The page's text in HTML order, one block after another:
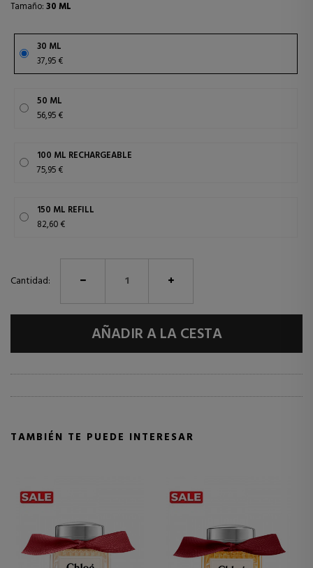
Tamaño: 30 ML
30 ML
37,95 €
50 ML
56,95 €
100 ML RECHARGEABLE
75,95 €
150 ML REFILL
82,60 €
Cantidad:
AÑADIR A LA CESTA
TAMBIÉN TE PUEDE INTERESAR